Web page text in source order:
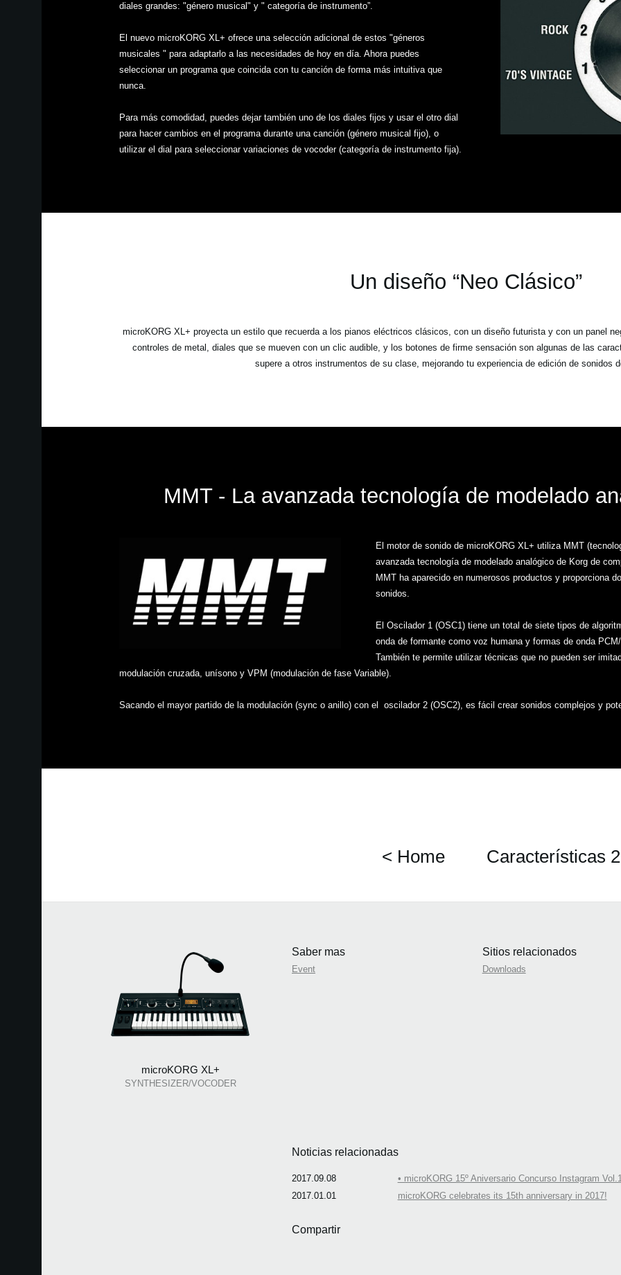
diales grandes: "género musical" y " categoría de instrumento”.
El nuevo microKORG XL+ ofrece una selección adicional de estos "géneros
musicales " para adaptarlo a las necesidades de hoy en día. Ahora puedes
seleccionar un programa que coincida con tu canción de forma más intuitiva que
nunca.
Para más comodidad, puedes dejar también uno de los diales fijos y usar el otro dial
para hacer cambios en el programa durante una canción (género musical fijo), o
utilizar el dial para seleccionar variaciones de vocoder (categoría de instrumento fija).
Un diseño “Neo Clásico”
microKORG XL+ proyecta un estilo que recuerda a los pianos eléctricos clásicos, con un diseño futurista y con un panel
controles de metal, diales que se mueven con un clic audible, y los botones de firme sensación son algunas de las
supere a otros instrumentos de su clase, mejorando tu experiencia de edición de sonidos
MMT - La avanzada tecnología de modelado
El motor de sonido de microKORG XL+ utiliza MMT
avanzada tecnología de modelado analógico de Korg de
MMT ha aparecido en numerosos productos y proporciona
sonidos.
El Oscilador 1 (OSC1) tiene un total de siete tipos de
onda de formante como voz humana y formas de onda
También te permite utilizar técnicas que no pueden ser
modulación cruzada, unísono y VPM (modulación de fase Variable).
Sacando el mayor partido de la modulación (sync o anillo) con el oscilador 2 (OSC2), es fácil crear sonidos complejos y
< Home Características
microKORG XL+
SYNTHESIZER/VOCODER
Saber mas
Event
Sitios relacionados
Downloads
Noticias relacionadas
2017.09.08
• microKORG 15º Aniversario Concurso Instagram
2017.01.01
microKORG celebrates its 15th anniversary in 2017!
Compartir